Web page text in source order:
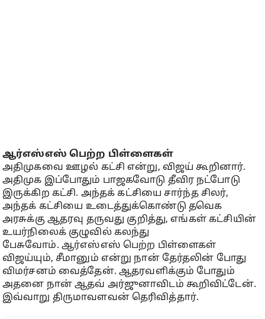
ஆர்எஸ்எஸ் பெற்ற பிள்ளைகள்
அதிமுகவை ஊழல் கட்சி என்று, விஜய் கூறினார்.
அதிமுக இப்போதும் பாஜகவோடு தீவிர நட்போடு
இருக்கிற கட்சி. அந்தக் கட்சியை சார்ந்த சிலர்,
அந்தக் கட்சியை உடைத்துக்கொண்டு தவெக
அரசுக்கு ஆதரவு தருவது குறித்து, எங்கள் கட்சியின்
உயர்நிலைக் குழுவில் கலந்து
பேசுவோம். ஆர்எஸ்எஸ் பெற்ற பிள்ளைகள்
விஜய்யும், சீமானும் என்று நான் தேர்தலின் போது
விமர்சனம் வைத்தேன். ஆதரவளிக்கும் போதும்
அதனை நான் ஆதவ் அர்ஜுனாவிடம் கூறிவிட்டேன்.
இவ்வாறு திருமாவளவன் தெரிவித்தார்.